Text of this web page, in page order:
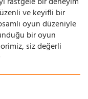
ve keyifli bir
oyun düzeniyle
bir oyun
siz değerli